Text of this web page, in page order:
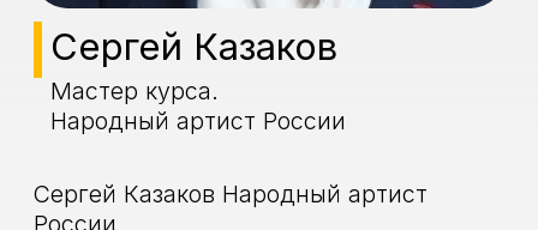
Родился 20 августа 1966 года в
Саратове.
В 1987 году окончил театральный
факультет Саратовской
государственной консерватории им. Л.
В. Собинова (курс народной артистки
работал в Смоленском областном
театре драмы.